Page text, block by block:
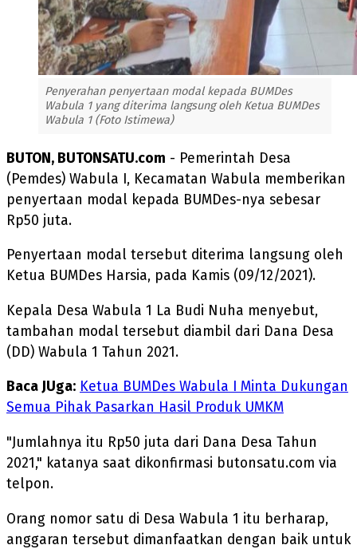
Penyerahan penyertaan modal kepada BUMDes
Wabula 1 yang diterima langsung oleh Ketua BUMDes
Wabula 1 (Foto Istimewa)
BUTON, BUTONSATU.com - Pemerintah Desa
(Pemdes) Wabula I, Kecamatan Wabula memberikan
penyertaan modal kepada BUMDes-nya sebesar
Rp50 juta.
Penyertaan modal tersebut diterima langsung oleh
Ketua BUMDes Harsia, pada Kamis (09/12/2021).
Kepala Desa Wabula 1 La Budi Nuha menyebut,
tambahan modal tersebut diambil dari Dana Desa
(DD) Wabula 1 Tahun 2021.
Baca JUga: Ketua BUMDes Wabula I Minta Dukungan
Semua Pihak Pasarkan Hasil Produk UMKM
"Jumlahnya itu Rp50 juta dari Dana Desa Tahun
2021," katanya saat dikonfirmasi butonsatu.com via
telpon.
Orang nomor satu di Desa Wabula 1 itu berharap,
anggaran tersebut dimanfaatkan dengan baik untuk